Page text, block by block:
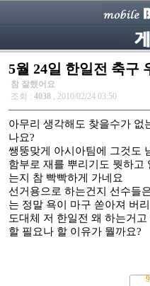
5월 24일 한일전 축구
참 잘했어요
조회 : 4038 , 2010/02/24 03:50
아무리 생각해도 찾을수가 없
나요?
쌩뚱맞게 아시아팀에 그것도
함부로 재를 뿌리기도 뭣하고
는지 참 빡빡하게 가네요
선거용으로 하는건지 선수들
는 정말 욕이 마구 쏟아져 버
도대체 저 한일전 왜 하는거
할 필요나 할 이유가 뭘까요?
9